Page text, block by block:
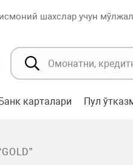
шахслар учун
карталари Пул